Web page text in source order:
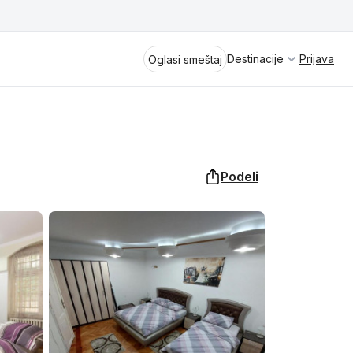
Oglasi smeštaj Destinacije
Vrnjačka Banja
Perućac
Kladovo
Aranđelovac
Spremite se za virtuelno putovanje
kroz jednu od najlepših zemalja
Evrope i sveta. Uživaćete u prikazima
planinskih masiva poput Tare i Šar-
planine, ali i u ravničarskim predelima
prostrane Vojvodine. Istraživanje
tradicije i kulturnog dobra Srbije
otkriće vam pravu narav srpskog
Prijava
Podeli